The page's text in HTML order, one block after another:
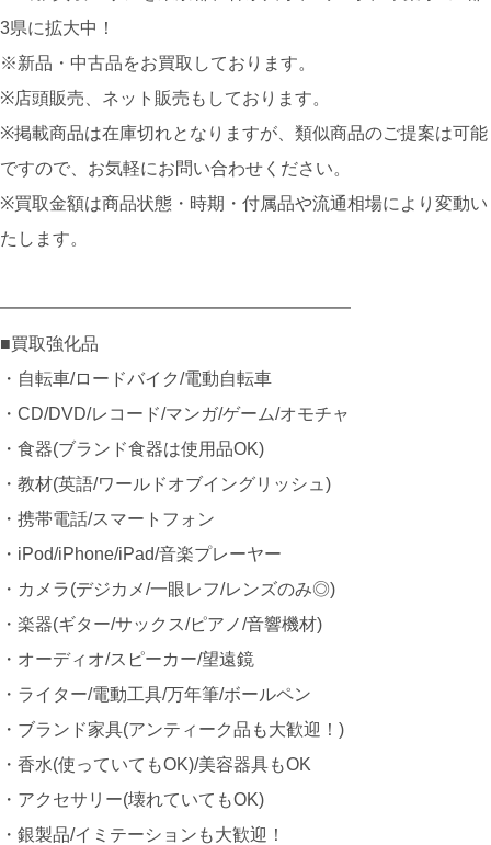
3県に拡大中！
※新品・中古品をお買取しております。
※店頭販売、ネット販売もしております。
※掲載商品は在庫切れとなりますが、類似商品のご提案は可能
ですので、お気軽にお問い合わせください。
※買取金額は商品状態・時期・付属品や流通相場により変動い
たします。
━━━━━━━━━━━━━━━━━━━━
■買取強化品
・自転車/ロードバイク/電動自転車
・CD/DVD/レコード/マンガ/ゲーム/オモチャ
・食器(ブランド食器は使用品OK)
・教材(英語/ワールドオブイングリッシュ)
・携帯電話/スマートフォン
・iPod/iPhone/iPad/音楽プレーヤー
・カメラ(デジカメ/一眼レフ/レンズのみ◎)
・楽器(ギター/サックス/ピアノ/音響機材)
・オーディオ/スピーカー/望遠鏡
・ライター/電動工具/万年筆/ボールペン
・ブランド家具(アンティーク品も大歓迎！)
・香水(使っていてもOK)/美容器具もOK
・アクセサリー(壊れていてもOK)
・銀製品/イミテーションも大歓迎！